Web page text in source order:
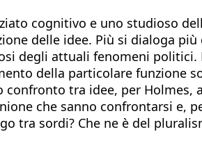
cognitivo e uno studioso
delle idee. Più si dialoga
degli attuali fenomeni politici.
della particolare funzione
confronto tra idee, per
che sanno confrontarsi e,
tra sordi? Che ne è del